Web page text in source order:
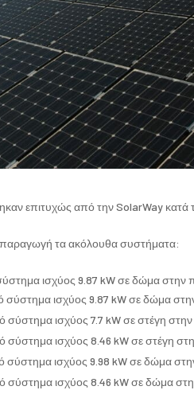
επιτυχώς από την SolarWay κατά
παραγωγή τα ακόλουθα συστήματα:
ισχύος 9.87 kW σε δώμα στην
ισχύος 9.87 kW σε δώμα
σύστημα ισχύος 7.7 kW σε στέγη
ισχύος 8.46 kW σε στέγη
σύστημα ισχύος 9.98 kW σε δώμα
σύστημα ισχύος 8.46 kW σε δώμα